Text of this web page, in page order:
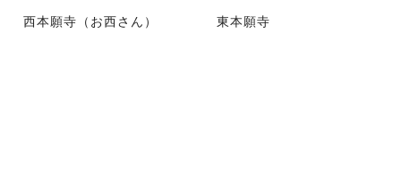
西本願寺（お西さん） 東本願寺